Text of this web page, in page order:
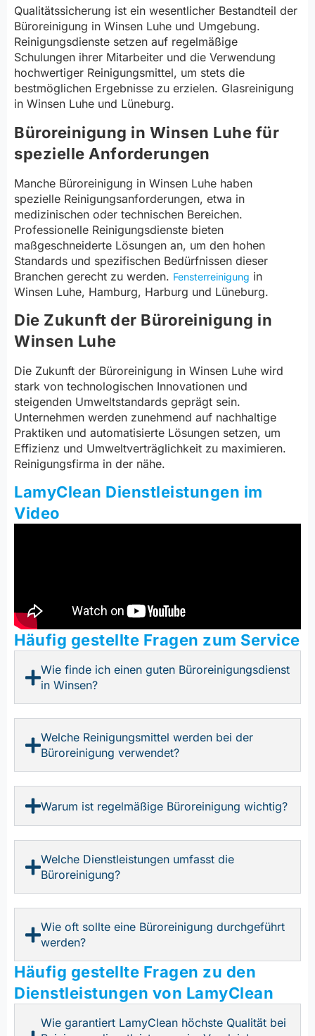
Qualitätssicherung ist ein wesentlicher Bestandteil der
Büroreinigung in Winsen Luhe und Umgebung.
Reinigungsdienste setzen auf regelmäßige
Schulungen ihrer Mitarbeiter und die Verwendung
hochwertiger Reinigungsmittel, um stets die
bestmöglichen Ergebnisse zu erzielen. Glasreinigung
in Winsen Luhe und Lüneburg.
Büroreinigung in Winsen Luhe für
spezielle Anforderungen
Manche Büroreinigung in Winsen Luhe haben
spezielle Reinigungsanforderungen, etwa in
medizinischen oder technischen Bereichen.
Professionelle Reinigungsdienste bieten
maßgeschneiderte Lösungen an, um den hohen
Standards und spezifischen Bedürfnissen dieser
Branchen gerecht zu werden. Fensterreinigung in
Winsen Luhe, Hamburg, Harburg und Lüneburg.
Die Zukunft der Büroreinigung in
Winsen Luhe
Die Zukunft der Büroreinigung in Winsen Luhe wird
stark von technologischen Innovationen und
steigenden Umweltstandards geprägt sein.
Unternehmen werden zunehmend auf nachhaltige
Praktiken und automatisierte Lösungen setzen, um
Effizienz und Umweltverträglichkeit zu maximieren.
Reinigungsfirma in der nähe.
LamyClean Dienstleistungen im
Video
Häufig gestellte Fragen zum Service
Wie finde ich einen guten Büroreinigungsdienst
in Winsen?
Welche Reinigungsmittel werden bei der
Büroreinigung verwendet?
Warum ist regelmäßige Büroreinigung wichtig?
Welche Dienstleistungen umfasst die
Büroreinigung?
Wie oft sollte eine Büroreinigung durchgeführt
werden?
Häufig gestellte Fragen zu den
Dienstleistungen von LamyClean
Wie garantiert LamyClean höchste Qualität bei